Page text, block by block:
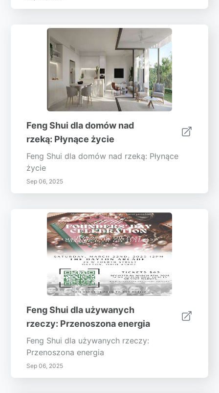
Feng Shui dla domów nad
rzeką: Płynące życie
Feng Shui dla domów nad rzeką: Płynące
życie
Sep 06, 2025
Feng Shui dla używanych
rzeczy: Przenoszona energia
Feng Shui dla używanych rzeczy:
Przenoszona energia
Sep 06, 2025